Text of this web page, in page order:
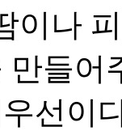
이나
만들어
선이